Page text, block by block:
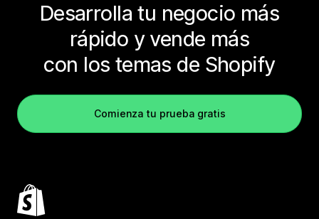
Desarrolla tu negocio más
rápido y vende más
con los temas de Shopify
Comienza tu prueba gratis